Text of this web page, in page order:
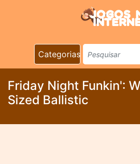
Categorias
Friday Night Funkin':
Sized Ballistic